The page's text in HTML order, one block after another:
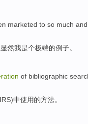
marketed to so much and
显然我是个极端的例子。
of bibliographic
)中使用的方法。